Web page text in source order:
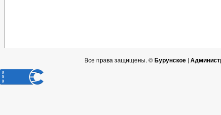
Все права защищены. ©Бурунское |